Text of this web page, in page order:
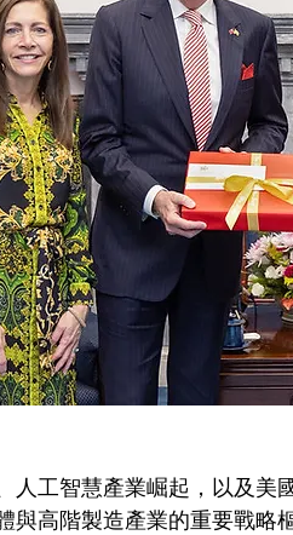
人工智慧產業崛起，以及美
與高階製造產業的重要戰略